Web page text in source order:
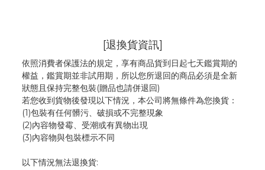
[退換貨資訊]
依照消費者保護法的規定，享有商品貨到日起七天鑑賞期的
權益，鑑賞期並非試用期，所以您所退回的商品必須是全新
狀態且保持完整包裝(贈品也請併退回)
若您收到貨物後發現以下情況，本公司將無條件為您換貨：
(1)包裝有任何髒污、破損或不完整現象
(2)內容物發霉、 受潮或有異物出現
(3)內容物與包裝標示不同
以下情況無法退換貨: